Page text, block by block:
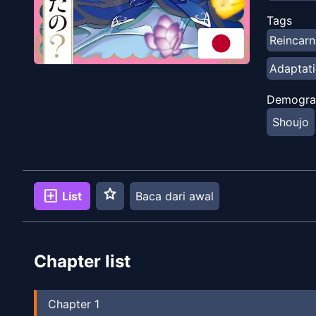
Tags
Shoujo
add_box List star Baca dari awal
Chapter list
Chapter 1